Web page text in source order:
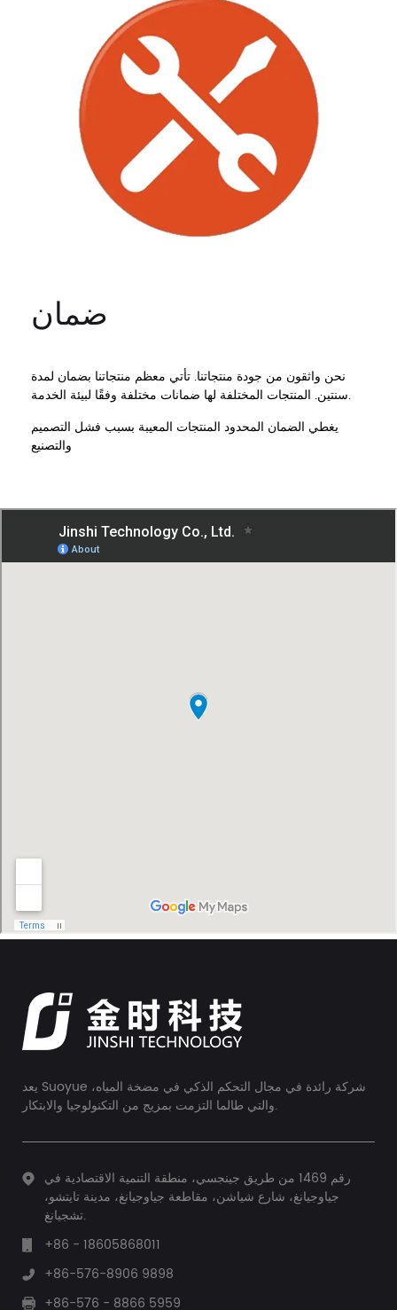
ضمان
نحن واثقون من جودة منتجاتنا. تأتي معظم منتجاتنا بضمان لمدة
سنتين. المنتجات المختلفة لها ضمانات مختلفة وفقًا لبيئة الخدمة.
يغطي الضمان المحدود المنتجات المعيبة بسبب فشل التصميم
والتصنيع
يعد Suoyue شركة رائدة في مجال التحكم الذكي في مضخة المياه،
والتي طالما التزمت بمزيج من التكنولوجيا والابتكار.
رقم 1469 من طريق جينجسي، منطقة التنمية الاقتصادية في
جياوجيانغ، شارع شياشن، مقاطعة جياوجيانغ، مدينة تايتشو،
تشجيانغ.
+86 - 18605868011
+86-576-8906 9898
+86-576 - 8866 5959